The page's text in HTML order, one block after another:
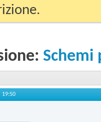
Schemi
19:50